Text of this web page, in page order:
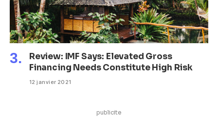
Review: IMF Says: Elevated Gross
Financing Needs Constitute High Risk
12 janvier 2021
publicite